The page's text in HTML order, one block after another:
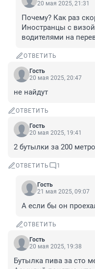
20 мая 2025, 21:31
Почему? Как раз
Иностранцы с
водителями на
ОТВЕТИТЬ
Гость
20 мая 2025, 20:47
не найдут
ОТВЕТИТЬ
Гость
20 мая 2025, 19:41
2 бутылки за 200
ОТВЕТИТЬ 1
Гость
21 мая 2025, 09:07
А если бы он
ОТВЕТИТЬ
Гость
20 мая 2025, 19:38
Бутылка пива за сто